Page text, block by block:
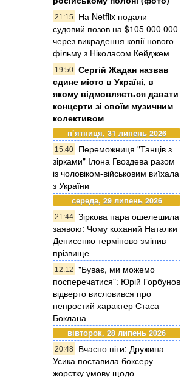
21:15
На Netflix подали
судовий позов на $105 000 000
через викрадення копії нового
фільму з Ніколасом Кейджем
19:50 Сергій Жадан назвав
єдине місто в Україні, в
якому відмовляється давати
концерти зі своїм музичним
колективом
п’ятниця, 31 липень 2026
15:40
Переможниця "Танців з
зірками" Ілона Гвоздева разом
із чоловіком-військовим виїхала
з України
середа, 29 липень 2026
21:44 Зіркова пара ошелешила
заявою: Чому коханий Наталки
Денисенко терміново змінив
прізвище
12:12
"Буває, ми можемо
посперечатися": Юрій Горбунов
відверто висловився про
непростий характер Стаса
Боклана
вівторок, 28 липень 2026
20:48
Вчасно піти: Дружина
Усика поставила боксеру
жорстку умову щодо